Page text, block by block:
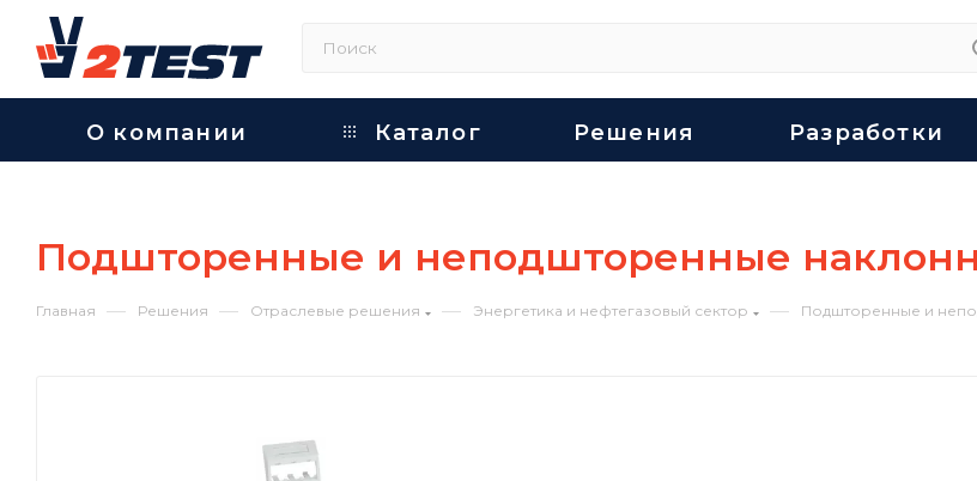
О компании Каталог Решения Разработки
Подшторенные и неподшторенные
Главная — Решения — Отраслевые решения — Энергетика и нефтегазовый сектор — Подшторенные и